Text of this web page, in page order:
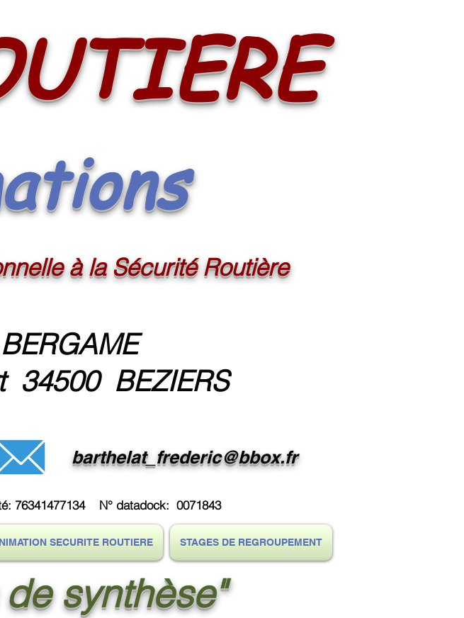
à la Sécurité Routière
34500 BEZIERS
barthelat_frederic@bbox.fr
76341477134 N° datadock: 0071843
SECURITE ROUTIERE STAGES DE REGROUPEMENT
synthèse"